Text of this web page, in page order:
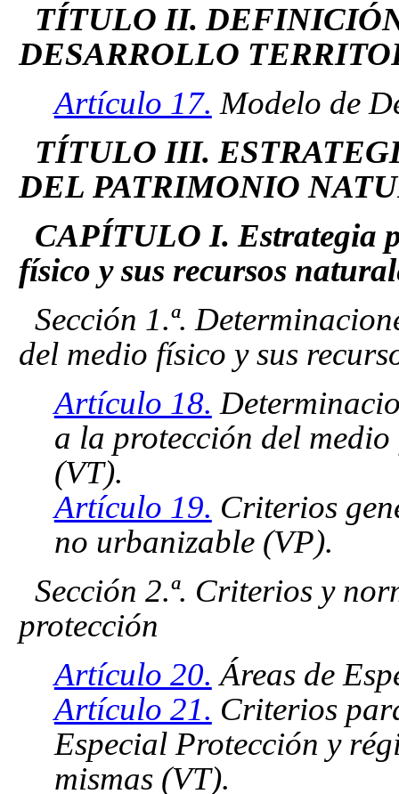
TÍTULO II.
DESARROLLO
Artículo 17. Modelo de
TÍTULO III.
DEL PATRIMONIO
CAPÍTULO I. Estrategia
físico y sus recursos
Sección 1.ª.
del medio físico y sus
Artículo 18.
a la protección del
(VT).
Artículo 19. Criterios
no urbanizable (VP).
Sección 2.ª. Criterios y
protección
Artículo 20. Áreas de
Artículo 21. Criterios
Especial Protección y
mismas (VT).